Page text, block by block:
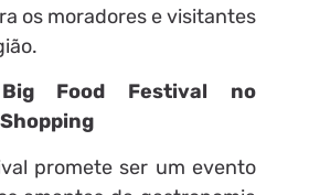
os moradores e visitantes
Food Festival no
promete ser um evento